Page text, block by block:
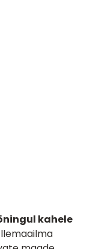
kahele